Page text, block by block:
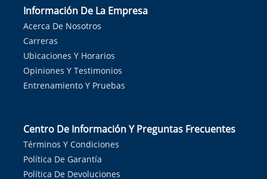
Información De La Empresa
Acerca De Nosotros
Carreras
Ubicaciones Y Horarios
Opiniones Y Testimonios
Entrenamiento Y Pruebas
Centro De Información Y Preguntas Frecuentes
Términos Y Condiciones
Política De Garantía
Política De Devoluciones